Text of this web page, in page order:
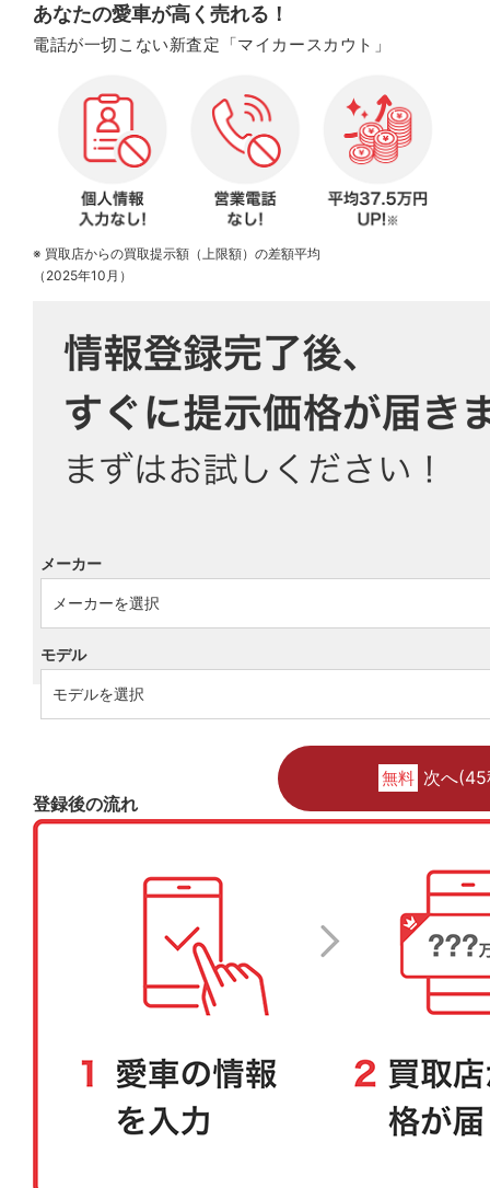
あなたの愛車が高く売れる！
電話が一切こない新査定「マイカースカウト」
※ 買取店からの買取提示額（上限額）の差額平均
（2025年10月）
メーカー
モデル
無料 次へ
登録後の流れ